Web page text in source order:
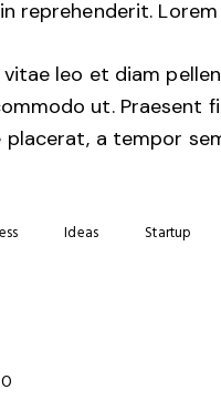
reprehenderit.
leo et diam
ut. Praesent
placerat, a tempor
Ideas Startup
0